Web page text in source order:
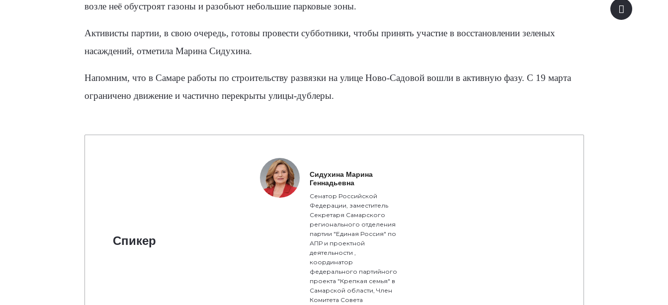
возле неё обустроят газоны и разобьют небольшие парковые зоны.
Активисты партии, в свою очередь, готовы провести субботники, чтобы принять участие в восстановлении зеленых
насаждений, отметила Марина Сидухина.
Напомним, что в Самаре работы по строительству развязки на улице Ново-Садовой вошли в активную фазу. С 19 марта
ограничено движение и частично перекрыты улицы-дублеры.
Спикер
Сидухина Марина
Геннадьевна
Сенатор Российской
Федерации, заместитель
Секретаря Самарского
регионального отделения
партии "Единая Россия" по
АПР и проектной
деятельности ,
координатор
федерального партийного
проекта "Крепкая семья" в
Самарской области, Член
Комитета Совета